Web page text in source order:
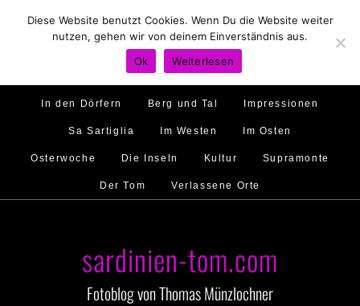
Hirtenland Traumstrände Feste feiern
Golfo di Orosei Im Norden
Murales Ambiente
In den Dörfern Berg und Tal Impressionen
Sa Sartiglia Im Westen Im Osten
Osterwoche Die Inseln Kultur Supramonte
Der Tom Verlassene Orte
sardinien-tom.com
Fotoblog von Thomas Münzlochner
Diese Website benutzt Cookies. Wenn Du die Website weiter
nutzen, gehen wir von deinem Einverständnis aus.
Ok
Weiterlesen